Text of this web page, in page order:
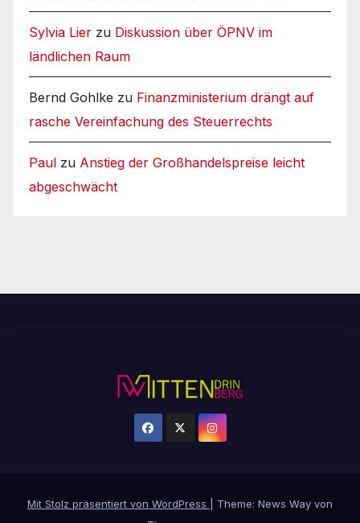
Sylvia Lier zu Diskussion über ÖPNV im
ländlichen Raum
Bernd Gohlke zu Finanzministerium drängt auf
rasche Vereinfachung des Steuerrechts
Paul zu Anstieg der Großhandelspreise leicht
abgeschwächt
Mit Stolz präsentiert von WordPress
Theme: News Way von